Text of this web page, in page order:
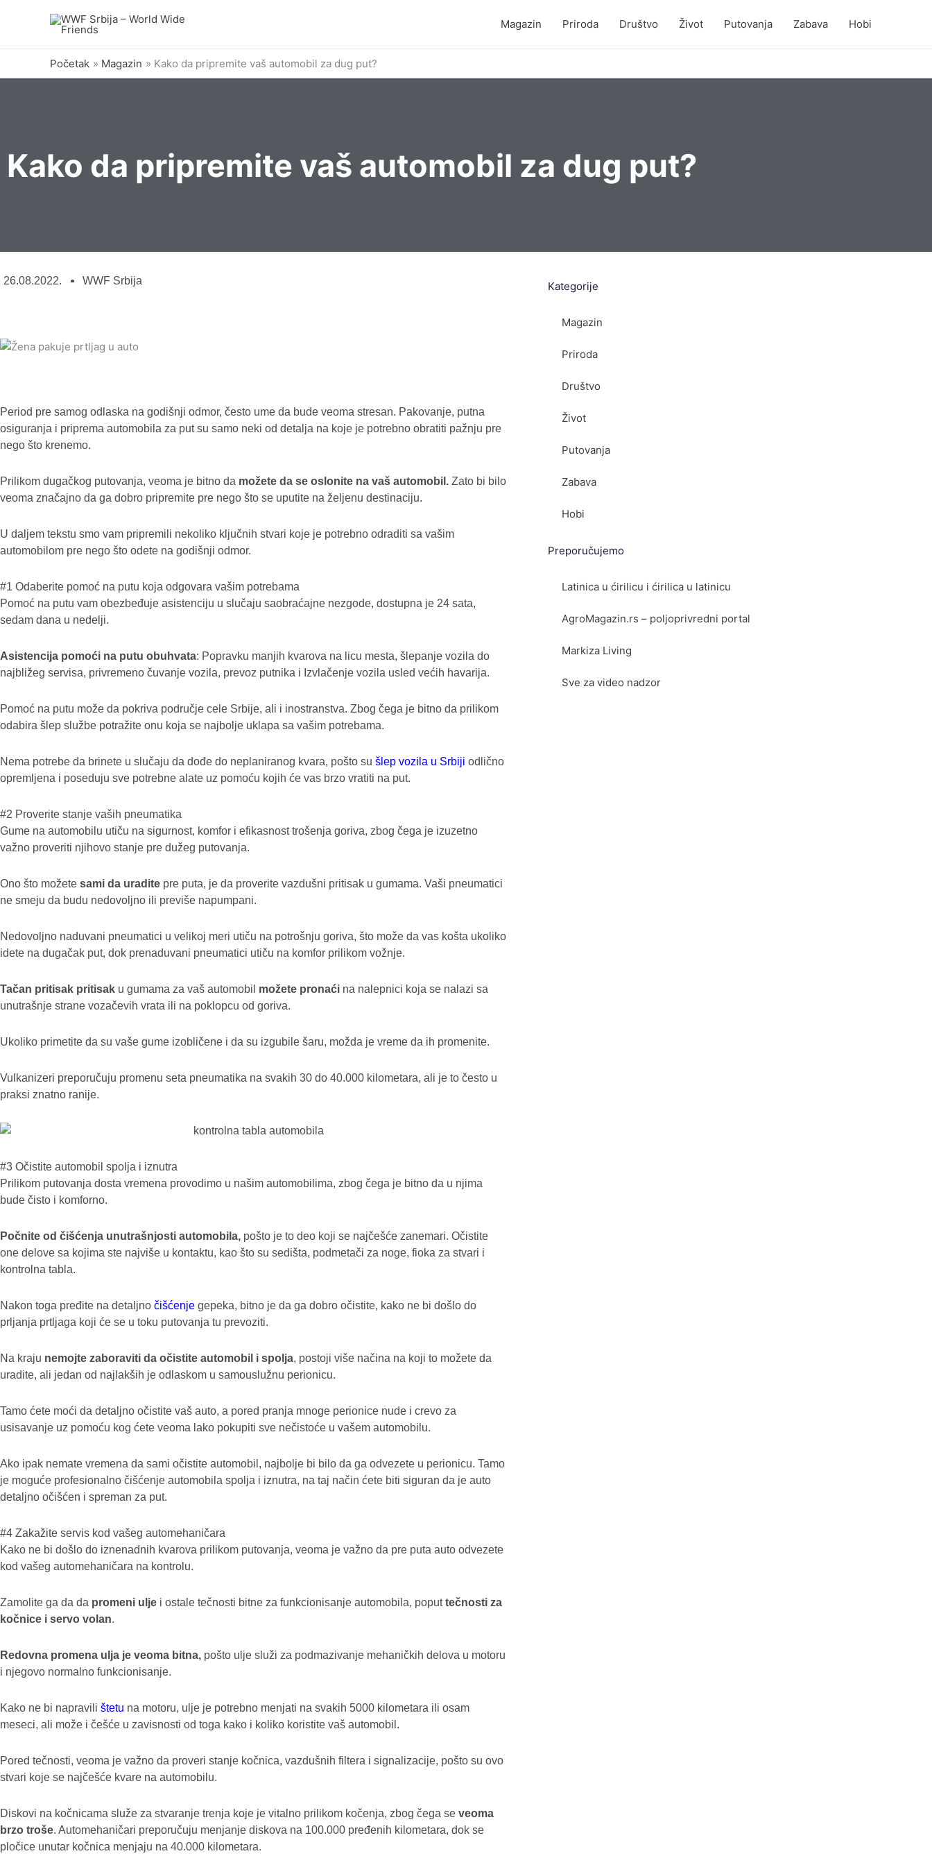
Magazin Priroda Društvo Život Putovanja Zabava Hobi
Početak Magazin Kako da pripremite vaš automobil za dug put?
Kako da pripremite vaš automobil za dug put?
26.08.2022. WWF Srbija
Period pre samog odlaska na godišnji odmor, često ume da bude veoma stresan. Pakovanje, putna
osiguranja i priprema automobila za put su samo neki od detalja na koje je potrebno obratiti pažnju pre
nego što krenemo.
Prilikom dugačkog putovanja, veoma je bitno da možete da se oslonite na vaš automobil. Zato bi bilo
veoma značajno da ga dobro pripremite pre nego što se uputite na željenu destinaciju.
U daljem tekstu smo vam pripremili nekoliko ključnih stvari koje je potrebno odraditi sa vašim
automobilom pre nego što odete na godišnji odmor.
#1 Odaberite pomoć na putu koja odgovara vašim potrebama
Pomoć na putu vam obezbeđuje asistenciju u slučaju saobraćajne nezgode, dostupna je 24 sata,
sedam dana u nedelji.
Asistencija pomoći na putu obuhvata: Popravku manjih kvarova na licu mesta, šlepanje vozila do
najbližeg servisa, privremeno čuvanje vozila, prevoz putnika i Izvlačenje vozila usled većih havarija.
Pomoć na putu može da pokriva područje cele Srbije, ali i inostranstva. Zbog čega je bitno da prilikom
odabira šlep službe potražite onu koja se najbolje uklapa sa vašim potrebama.
Nema potrebe da brinete u slučaju da dođe do neplaniranog kvara, pošto su šlep vozila u Srbiji odlično
opremljena i poseduju sve potrebne alate uz pomoću kojih će vas brzo vratiti na put.
#2 Proverite stanje vaših pneumatika
Gume na automobilu utiču na sigurnost, komfor i efikasnost trošenja goriva, zbog čega je izuzetno
važno proveriti njihovo stanje pre dužeg putovanja.
Ono što možete sami da uradite pre puta, je da proverite vazdušni pritisak u gumama. Vaši pneumatici
ne smeju da budu nedovoljno ili previše napumpani.
Nedovoljno naduvani pneumatici u velikoj meri utiču na potrošnju goriva, što može da vas košta ukoliko
idete na dugačak put, dok prenaduvani pneumatici utiču na komfor prilikom vožnje.
Tačan pritisak pritisak u gumama za vaš automobil možete pronaći na nalepnici koja se nalazi sa
unutrašnje strane vozačevih vrata ili na poklopcu od goriva.
Ukoliko primetite da su vaše gume izobličene i da su izgubile šaru, možda je vreme da ih promenite.
Vulkanizeri preporučuju promenu seta pneumatika na svakih 30 do 40.000 kilometara, ali je to često u
praksi znatno ranije.
#3 Očistite automobil spolja i iznutra
Prilikom putovanja dosta vremena provodimo u našim automobilima, zbog čega je bitno da u njima
bude čisto i komforno.
Počnite od čišćenja unutrašnjosti automobila, pošto je to deo koji se najčešće zanemari. Očistite
one delove sa kojima ste najviše u kontaktu, kao što su sedišta, podmetači za noge, fioka za stvari i
kontrolna tabla.
Nakon toga pređite na detaljno čišćenje gepeka, bitno je da ga dobro očistite, kako ne bi došlo do
prljanja prtljaga koji će se u toku putovanja tu prevoziti.
Na kraju nemojte zaboraviti da očistite automobil i spolja, postoji više načina na koji to možete da
uradite, ali jedan od najlakših je odlaskom u samouslužnu perionicu.
Tamo ćete moći da detaljno očistite vaš auto, a pored pranja mnoge perionice nude i crevo za
usisavanje uz pomoću kog ćete veoma lako pokupiti sve nečistoće u vašem automobilu.
Ako ipak nemate vremena da sami očistite automobil, najbolje bi bilo da ga odvezete u perionicu. Tamo
je moguće profesionalno čišćenje automobila spolja i iznutra, na taj način ćete biti siguran da je auto
detaljno očišćen i spreman za put.
#4 Zakažite servis kod vašeg automehaničara
Kako ne bi došlo do iznenadnih kvarova prilikom putovanja, veoma je važno da pre puta auto odvezete
kod vašeg automehaničara na kontrolu.
Zamolite ga da da promeni ulje i ostale tečnosti bitne za funkcionisanje automobila, poputtečnosti za
kočnice i servo volan.
Redovna promena ulja je veoma bitna, pošto ulje služi za podmazivanje mehaničkih delova u motoru
i njegovo normalno funkcionisanje.
Kako ne bi napravili štetu na motoru, ulje je potrebno menjati na svakih 5000 kilometara ili osam
meseci, ali može i češće u zavisnosti od toga kako i koliko koristite vaš automobil.
Pored tečnosti, veoma je važno da proveri stanje kočnica, vazdušnih filtera i signalizacije, pošto su ovo
stvari koje se najčešće kvare na automobilu.
Diskovi na kočnicama služe za stvaranje trenja koje je vitalno prilikom kočenja, zbog čega se veoma
brzo troše. Automehaničari preporučuju menjanje diskova na 100.000 pređenih kilometara, dok se
pločice unutar kočnica menjaju na 40.000 kilometara.
Kategorije
Magazin
Priroda
Društvo
Život
Putovanja
Zabava
Hobi
Preporučujemo
Latinica u ćirilicu i ćirilica u latinicu
AgroMagazin.rs – poljoprivredni portal
Markiza Living
Sve za video nadzor